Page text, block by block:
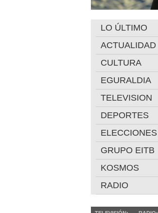
LO ÚLTIMO
ACTUALIDAD
CULTURA
EGURALDIA
TELEVISION
DEPORTES
ELECCIONES
GRUPO EITB
KOSMOS
RADIO